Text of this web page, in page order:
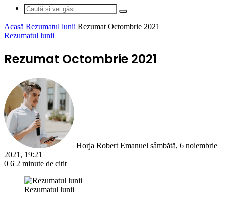
skin
Caută
vei
Acasă|Rezumatul lunii|Rezumat Octombrie 2021
Rezumatul lunii
Rezumat Octombrie 2021
Horja Robert Emanuel sâmbătă, 6 noiembrie
2021, 19:21
0 6 2 minute de citit
Rezumatul lunii